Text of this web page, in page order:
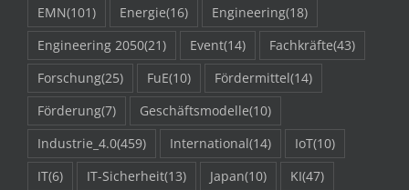
EMN(101) Energie(16) Engineering(18)
Engineering 2050(21) Event(14) Fachkräfte(43)
Forschung(25) FuE(10) Fördermittel(14)
Förderung(7) Geschäftsmodelle(10)
Industrie_4.0(459) International(14) IoT(10)
IT(6) IT-Sicherheit(13) Japan(10) KI(47)